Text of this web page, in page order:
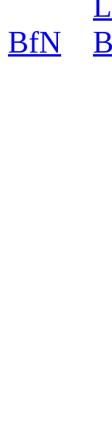
BfN